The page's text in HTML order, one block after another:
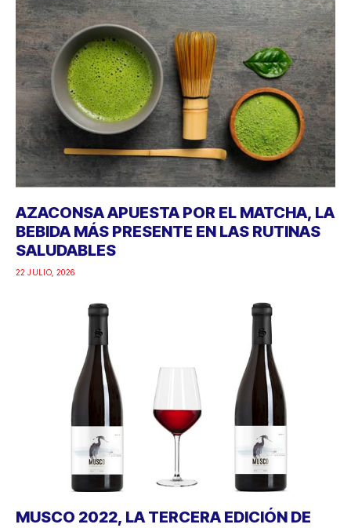
AZACONSA APUESTA POR EL MATCHA, LA
BEBIDA MÁS PRESENTE EN LAS RUTINAS
SALUDABLES
22 JULIO, 2026
MUSCO 2022, LA TERCERA EDICIÓN DE